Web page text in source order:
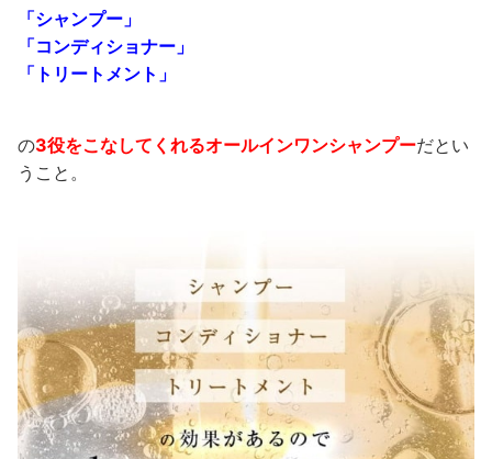
「シャンプー」
「コンディショナー」
「トリートメント」
の3役をこなしてくれるオールインワンシャンプーだとい
うこと。